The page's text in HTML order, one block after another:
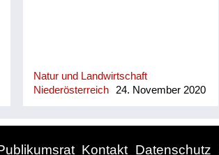
Natur und Landwirtschaft
Niederösterreich
24. November 2020
Kontakt Datenschutz